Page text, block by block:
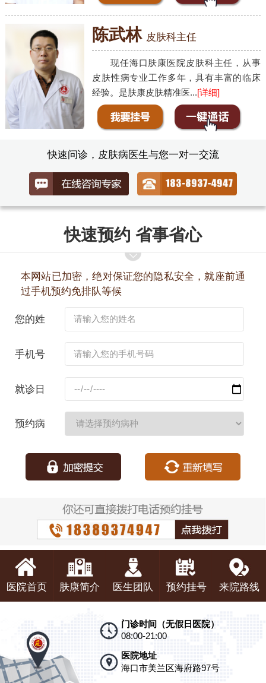
陈武林 皮肤科主任
现任海口肤康医院皮肤科主任，从事
皮肤性病专业工作多年，具有丰富的临床
经验。是肤康皮肤精准医...[详细]
快速问诊，皮肤病医生与您一对一交流
快速预约 省事省心
本网站已加密，绝对保证您的隐私安全，就座前通
过手机预约免排队等候
您的姓
手机号
就诊日
预约病
医院首页 肤康简介 医生团队 预约挂号 来院路线
门诊时间（无假日医院）
08:00-21:00
医院地址
海口市美兰区海府路97号